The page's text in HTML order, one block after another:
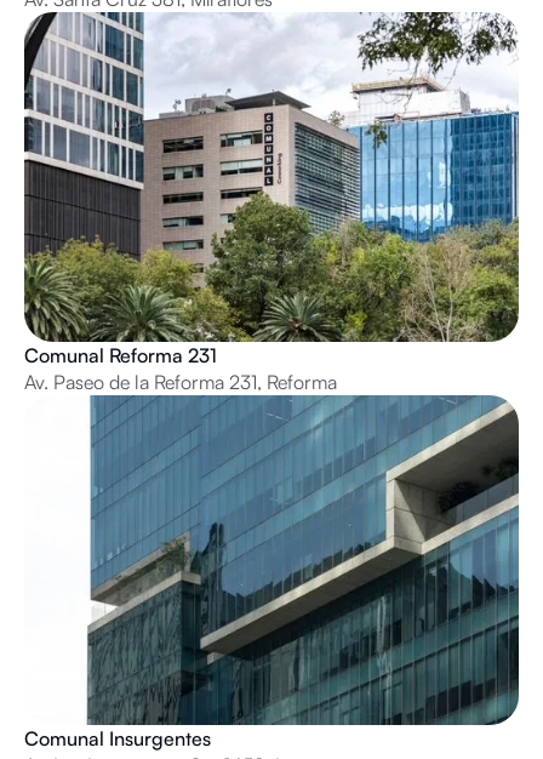
Comunal Reforma 231
Av. Paseo de la Reforma 231, Reforma
Comunal Insurgentes